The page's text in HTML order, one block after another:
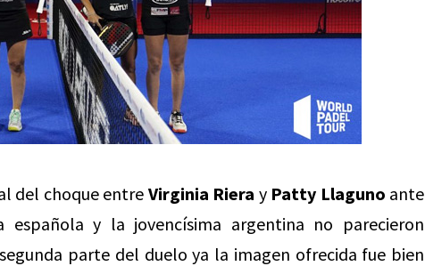
del choque entreVirginia Riera y Patty Llaguno ante
española y la jovencísima argentina no parecieron
parte del duelo ya la imagen ofrecida fue bien